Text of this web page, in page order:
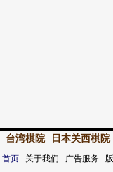
台湾棋院 日本关西棋院
首页关于我们 广告服务